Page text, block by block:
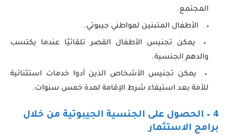
المجتمع.
الأطفال المتبنين لمواطني جيبوتي.
يمكن تجنيس الأطفال القصر تلقائيًا عندما يكتسب
والدهم الجنسية.
يمكن تجنيس الأشخاص الذين أدوا خدمات استثنائية
للأمة بعد استيفاء شرط الإقامة لمدة خمس سنوات.
4 – الحصول على الجنسية الجيبوتية من خلال
برامج الاستثمار